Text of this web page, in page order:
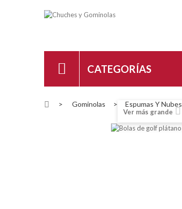
CATEGORÍAS
> Gominolas > Espumas Y Nubes
Ver más grande